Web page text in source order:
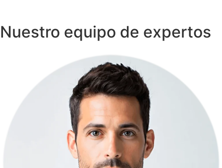
Nuestro equipo de expertos